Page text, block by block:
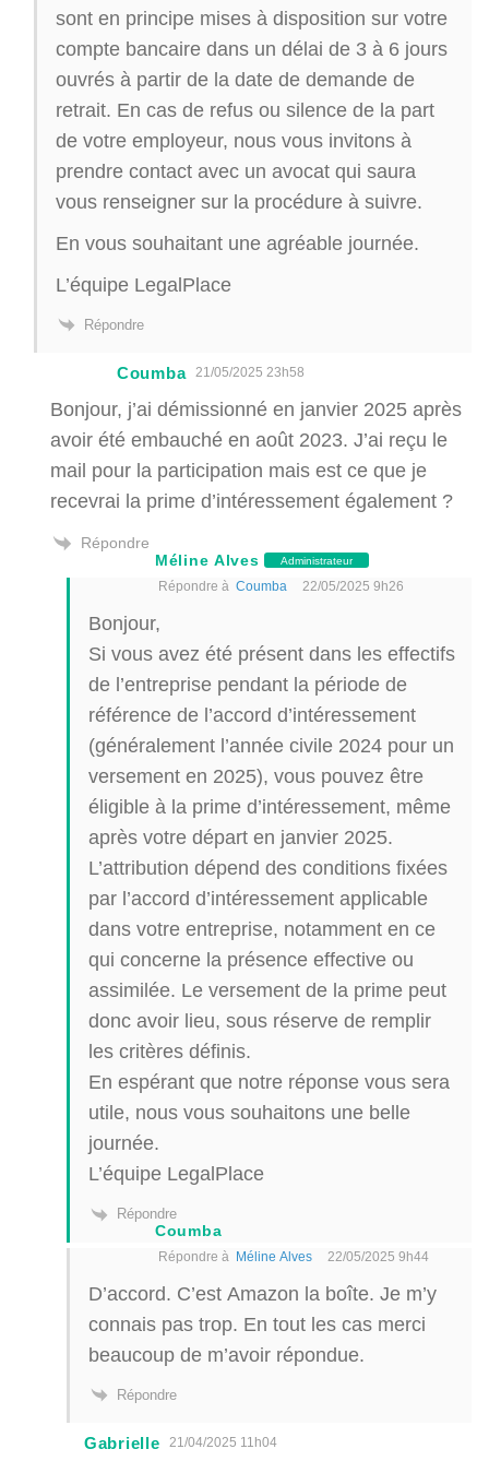
sont en principe mises à disposition sur votre
compte bancaire dans un délai de 3 à 6 jours
ouvrés à partir de la date de demande de
retrait. En cas de refus ou silence de la part
de votre employeur, nous vous invitons à
prendre contact avec un avocat qui saura
vous renseigner sur la procédure à suivre.
En vous souhaitant une agréable journée.
L’équipe LegalPlace
Répondre
Coumba 21/05/2025 23h58
Bonjour, j’ai démissionné en janvier 2025 après
avoir été embauché en août 2023. J’ai reçu le
mail pour la participation mais est ce que je
recevrai la prime d’intéressement également ?
Répondre
Méline Alves
Administrateur
Répondre à Coumba 22/05/2025 9h26
Bonjour,
Si vous avez été présent dans les effectifs
de l’entreprise pendant la période de
référence de l’accord d’intéressement
(généralement l’année civile 2024 pour un
versement en 2025), vous pouvez être
éligible à la prime d’intéressement, même
après votre départ en janvier 2025.
L’attribution dépend des conditions fixées
par l’accord d’intéressement applicable
dans votre entreprise, notamment en ce
qui concerne la présence effective ou
assimilée. Le versement de la prime peut
donc avoir lieu, sous réserve de remplir
les critères définis.
En espérant que notre réponse vous sera
utile, nous vous souhaitons une belle
journée.
L’équipe LegalPlace
Répondre
Coumba
Répondre à Méline Alves 22/05/2025 9h44
D’accord. C’est Amazon la boîte. Je m’y
connais pas trop. En tout les cas merci
beaucoup de m’avoir répondue.
Répondre
Gabrielle 21/04/2025 11h04